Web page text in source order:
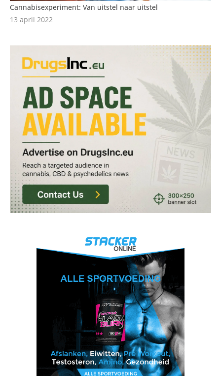
Cannabisexperiment: Van uitstel naar uitstel
13 april 2022